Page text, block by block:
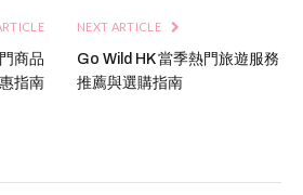
商品
指南
NEXT ARTICLE
Go Wild HK 當季熱門旅遊服務
推薦與選購指南